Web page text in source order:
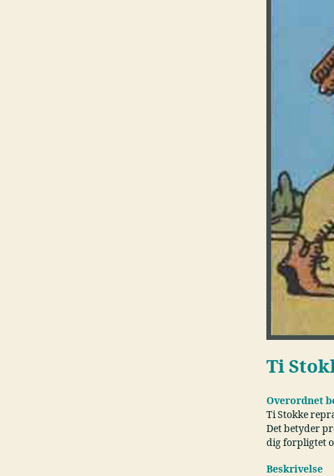
Ti
Overordnet
Ti Stokke
Det betyder
dig forpligtet
Beskrivelse